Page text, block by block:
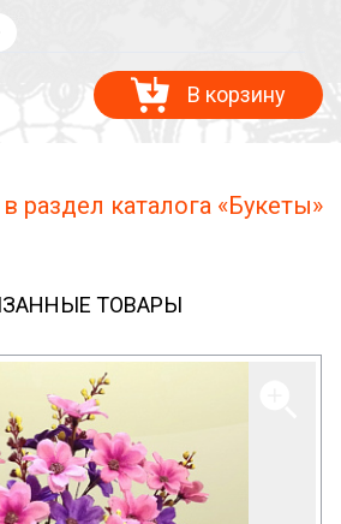
В корзину
раздел каталога «Букеты»
ТОВАРЫ